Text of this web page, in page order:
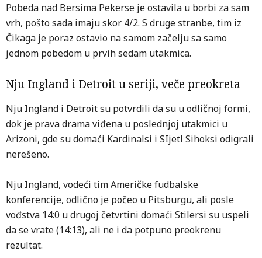
Pobeda nad Bersima Pekerse je ostavila u borbi za sam
vrh, pošto sada imaju skor 4/2. S druge stranbe, tim iz
Čikaga je poraz ostavio na samom začelju sa samo
jednom pobedom u prvih sedam utakmica.
Nju Ingland i Detroit u seriji, veče preokreta
Nju Ingland i Detroit su potvrdili da su u odličnoj formi,
dok je prava drama viđena u poslednjoj utakmici u
Arizoni, gde su domaći Kardinalsi i SIjetl Sihoksi odigrali
nerešeno.
Nju Ingland, vodeći tim Američke fudbalske
konferencije, odlično je počeo u Pitsburgu, ali posle
vođstva 14:0 u drugoj četvrtini domaći Stilersi su uspeli
da se vrate (14:13), ali ne i da potpuno preokrenu
rezultat.